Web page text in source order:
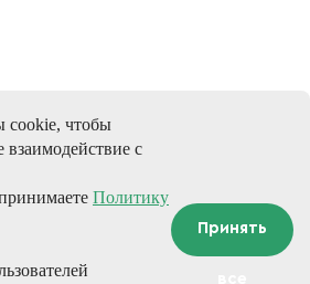
cookie, чтобы
взаимодействие с
Политику
Принять